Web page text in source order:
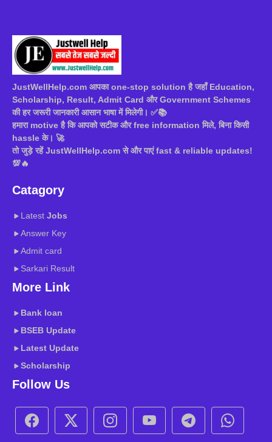
JustWellHelp.com आपका one-stop solution है जहाँ Education,
Scholarship, Result, Admit Card और Government Schemes
की हर जरूरी जानकारी आसान भाषा में मिलेगी। ✅📚
हमारा motive है कि आपको सटीक और free information मिले, बिना किसी
hassle के। 🚀
तो जुड़े रहें JustWellHelp.com से और पाएं fast & reliable updates!
💯🔥
Catagory
Latest Jobs
Answer Key
Admit card
Sarkari Result
More Link
Bank loan
BSEB Update
Latest Update
Scholarship
Follow Us